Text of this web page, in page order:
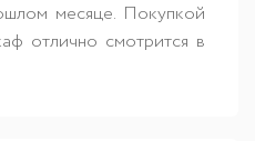
месяце. Покупкой
отлично смотрится в